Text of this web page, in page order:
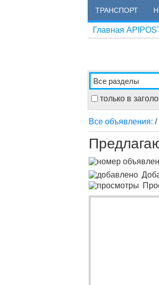
ТРАНСПОРТ
Главная
только в
Все объявления: /